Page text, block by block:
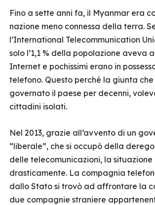
Fino a sette anni fa, il Myanmar era
nazione meno connessa della terra.
l’International Telecommunication
solo l’1,1 % della popolazione aveva
Internet e pochissimi erano in
telefono. Questo perché la giunta
governato il paese per decenni,
cittadini isolati.
Nel 2013, grazie all’avvento di un
“liberale”, che si occupò della
delle telecomunicazioni, la situazione
drasticamente. La compagnia
dallo Stato si trovò ad affrontare la
due compagnie straniere